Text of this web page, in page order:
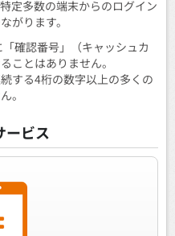
定多数の端末からのログイン
がります。
確認番号」（キャッシュカ
ことはありません。
する4桁の数字以上の多くの
。
ービス